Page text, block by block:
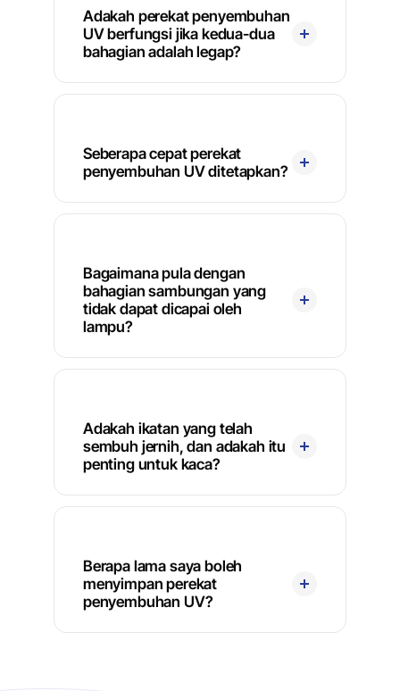
Adakah perekat penyembuhan
UV berfungsi jika kedua-dua
bahagian adalah legap?
Seberapa cepat perekat
penyembuhan UV ditetapkan?
Bagaimana pula dengan
bahagian sambungan yang
tidak dapat dicapai oleh
lampu?
Adakah ikatan yang telah
sembuh jernih, dan adakah itu
penting untuk kaca?
Berapa lama saya boleh
menyimpan perekat
penyembuhan UV?